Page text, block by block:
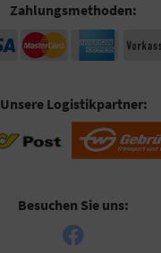
Zahlungsmethoden:
Unsere Logistikpartner:
Besuchen Sie uns: